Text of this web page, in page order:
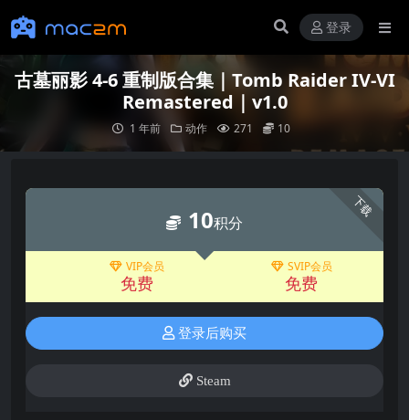
登录
古墓丽影 4-6 重制版合集｜Tomb Raider IV-VI
Remastered｜v1.0
1 年前 动作 271 10
下载
10积分
VIP会员
免费
SVIP会员
免费
登录后购买
Steam